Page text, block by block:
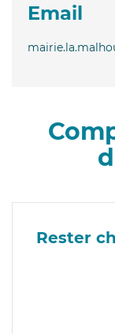
Email
Rester